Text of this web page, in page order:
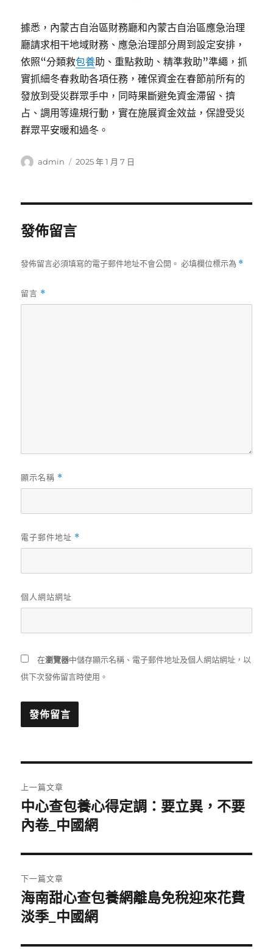
據悉，內蒙古自治區財務廳和內蒙古自治區應急治理
廳請求相干地域財務、應急治理部分周到設定安排，
依照“分類救包養助、重點救助、精準救助”準繩，抓
實抓細冬春救助各項任務，確保資金在春節前所有的
發放到受災群眾手中，同時果斷避免資金滯留、擠
占、調用等違規行動，實在施展資金效益，保證受災
群眾平安暖和過冬。
作
admin
發
2025 年 1 月 7 日
發佈留言
發佈留言必須填寫的電子郵件地址不會公開。 必填欄位標示為 *
留言 *
顯示名稱 *
電子郵件地址 *
個人網站網址
在瀏覽器中儲存顯示名稱、電子郵件地址及個人網站網址，以
供下次發佈留言時使用。
章
導
覽
上一篇文章
上
一
文
章:
中心查包養心得定調：要立異，不要
內卷_中國網
下一篇文章
下
一
海南甜心查包養網離島免稅迎來花費
淡季_中國網